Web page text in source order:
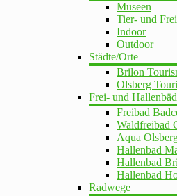
Museen
Tier- und
Indoor
Outdoor
Städte/Orte
Brilon
Olsberg
Frei- und
Freibad
Waldfreibad
Aqua
Hallenbad
Hallenbad
Hallenbad
Radwege